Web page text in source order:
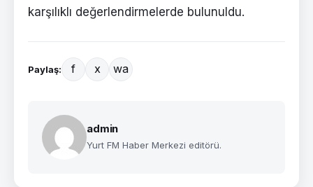
karşılıklı değerlendirmelerde bulunuldu.
Paylaş: f x wa
admin
Yurt FM Haber Merkezi editörü.